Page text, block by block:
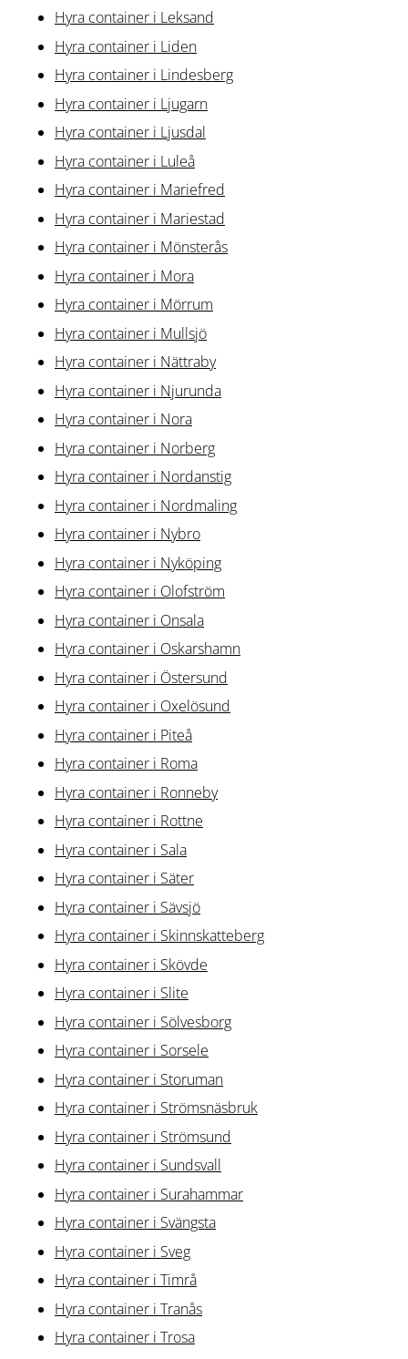
Hyra container i Leksand
Hyra container i Liden
Hyra container i Lindesberg
Hyra container i Ljugarn
Hyra container i Ljusdal
Hyra container i Luleå
Hyra container i Mariefred
Hyra container i Mariestad
Hyra container i Mönsterås
Hyra container i Mora
Hyra container i Mörrum
Hyra container i Mullsjö
Hyra container i Nättraby
Hyra container i Njurunda
Hyra container i Nora
Hyra container i Norberg
Hyra container i Nordanstig
Hyra container i Nordmaling
Hyra container i Nybro
Hyra container i Nyköping
Hyra container i Olofström
Hyra container i Onsala
Hyra container i Oskarshamn
Hyra container i Östersund
Hyra container i Oxelösund
Hyra container i Piteå
Hyra container i Roma
Hyra container i Ronneby
Hyra container i Rottne
Hyra container i Sala
Hyra container i Säter
Hyra container i Sävsjö
Hyra container i Skinnskatteberg
Hyra container i Skövde
Hyra container i Slite
Hyra container i Sölvesborg
Hyra container i Sorsele
Hyra container i Storuman
Hyra container i Strömsnäsbruk
Hyra container i Strömsund
Hyra container i Sundsvall
Hyra container i Surahammar
Hyra container i Svängsta
Hyra container i Sveg
Hyra container i Timrå
Hyra container i Tranås
Hyra container i Trosa